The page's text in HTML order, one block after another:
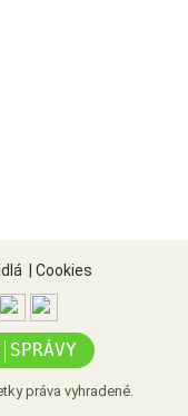
Cookies
| SPRÁVY
práva vyhradené.